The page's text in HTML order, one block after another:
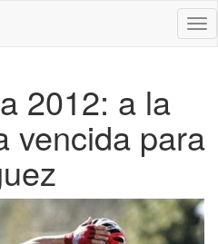
2012: a la
vencida para